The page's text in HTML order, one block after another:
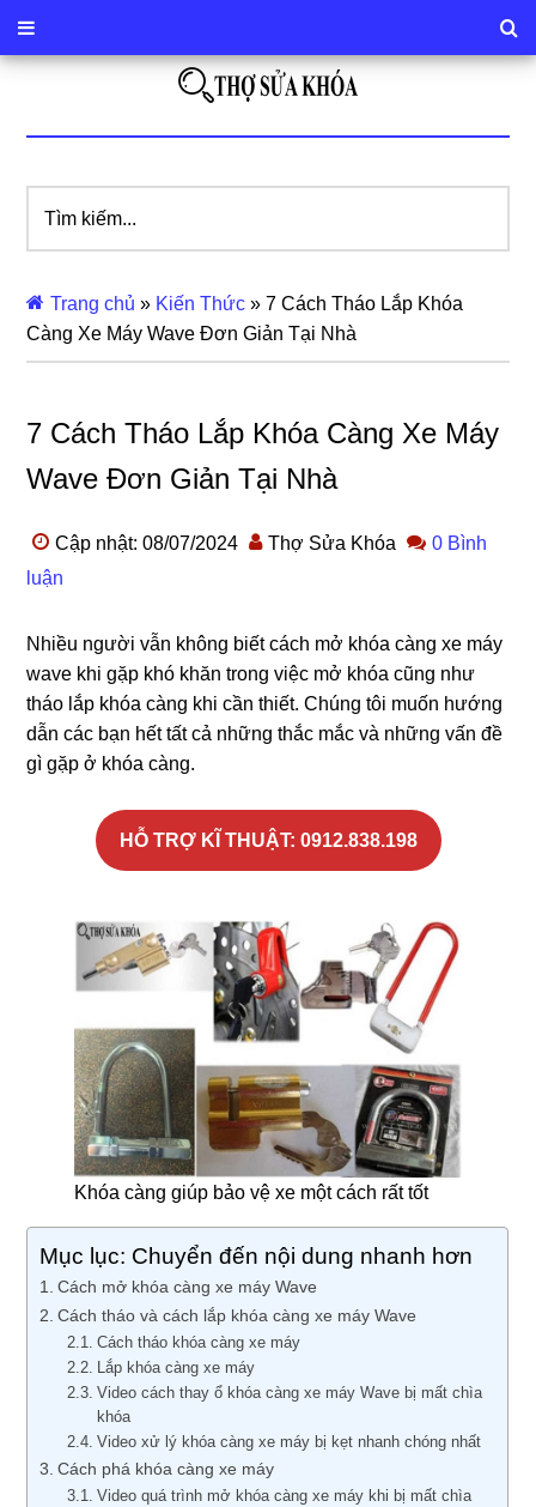
kiếm...
Trang chủ » Kiến Thức »7 Cách Tháo Lắp Khóa
Càng Xe Máy Wave Đơn Giản Tại Nhà
7 Cách Tháo Lắp Khóa Càng Xe Máy
Wave Đơn Giản Tại Nhà
Cập nhật: 08/07/2024 Thợ Sửa Khóa
0 Bình
luận
Nhiều người vẫn không biết cách mở khóa càng xe máy
wave khi gặp khó khăn trong việc mở khóa cũng như
tháo lắp khóa càng khi cần thiết. Chúng tôi muốn hướng
dẫn các bạn hết tất cả những thắc mắc và những vấn đề
gì gặp ở khóa càng.
HỖ TRỢ KĨ THUẬT: 0912.838.198
Khóa càng giúp bảo vệ xe một cách rất tốt
Mục lục: Chuyển đến nội dung nhanh hơn
Cách mở khóa càng xe máy Wave
Cách tháo và cách lắp khóa càng xe máy Wave
Cách tháo khóa càng xe máy
Lắp khóa càng xe máy
Video cách thay ổ khóa càng xe máy Wave bị mất chìa
khóa
Video xử lý khóa càng xe máy bị kẹt nhanh chóng nhất
Cách phá khóa càng xe máy
Video quá trình mở khóa càng xe máy khi bị mất chìa